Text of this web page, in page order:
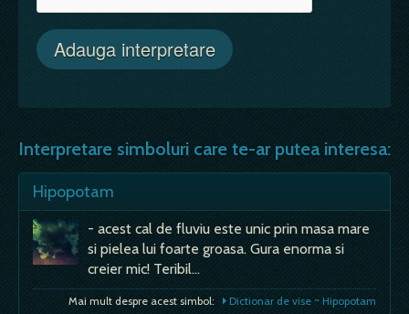
Interpretare simboluri care te-ar putea interesa:
Hipopotam
- acest cal de fluviu este unic prin masa mare
si pielea lui foarte groasa. Gura enorma si
creier mic! Teribil…
Mai mult despre acest simbol: Dictionar de vise ~ Hipopotam